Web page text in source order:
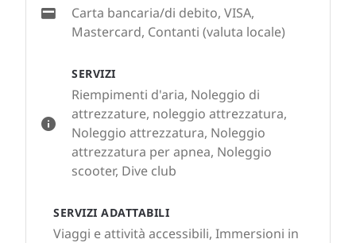
SERVIZI
Riempimenti d'aria, Noleggio di
attrezzature, noleggio attrezzatura,
Noleggio attrezzatura, Noleggio
attrezzatura per apnea, Noleggio
scooter, Dive club
SERVIZI ADATTABILI
Viaggi e attività accessibili, Immersioni in
Carta bancaria/di debito, VISA,
Mastercard, Contanti (valuta locale)